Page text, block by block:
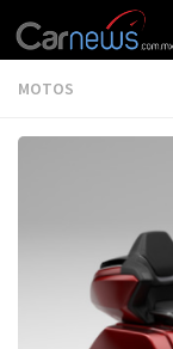
MOTOS